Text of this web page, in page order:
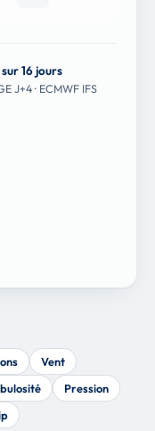
16 jours
J+4 · ECMWF IFS
Vent
Pression